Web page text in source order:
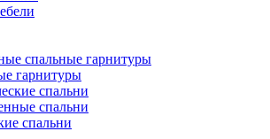
спальные гарнитуры
гарнитуры
спальни
спальни
спальни